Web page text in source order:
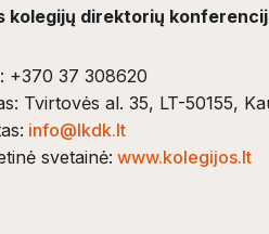
kolegijų direktorių
+370 37 308620
Tvirtovės al. 35, LT-50155,
info@lkdk.lt
svetainė: www.kolegijos.lt